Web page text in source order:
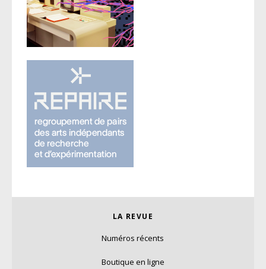
LA REVUE
Numéros récents
Boutique en ligne